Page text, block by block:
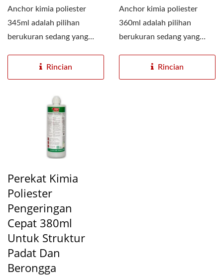
Anchor kimia poliester
345ml adalah pilihan
berukuran sedang yang
Rincian
Anchor kimia poliester
360ml adalah pilihan
berukuran sedang yang
Rincian
Perekat Kimia
Poliester
Pengeringan
Cepat 380ml
Untuk Struktur
Padat Dan
Berongga